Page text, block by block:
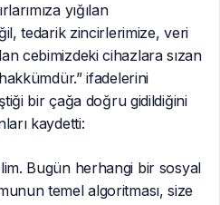
yığılan
tedarik zincirlerimize, veri
cebimizdeki cihazlara sızan
ifadelerini
bir çağa doğru gidildiğini
kaydetti:
Bugün herhangi bir sosyal
temel algoritması, size